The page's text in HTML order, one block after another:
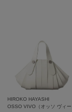
HIROKO HAYASHI